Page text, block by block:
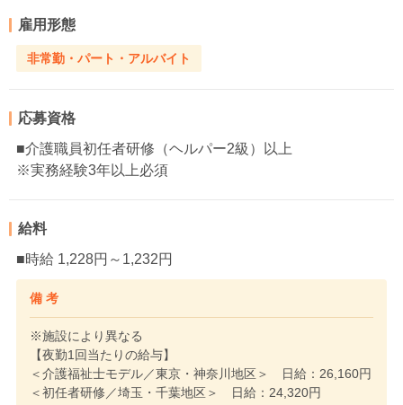
雇用形態
非常勤・パート・アルバイト
応募資格
■介護職員初任者研修（ヘルパー2級）以上
※実務経験3年以上必須
給料
■時給 1,228円～1,232円
備 考
※施設により異なる
【夜勤1回当たりの給与】
＜介護福祉士モデル／東京・神奈川地区＞ 日給：26,160円
＜初任者研修／埼玉・千葉地区＞ 日給：24,320円